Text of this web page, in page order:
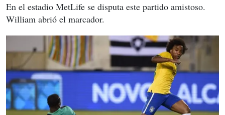
En el estadio MetLife se disputa este partido amistoso.
William abrió el marcador.